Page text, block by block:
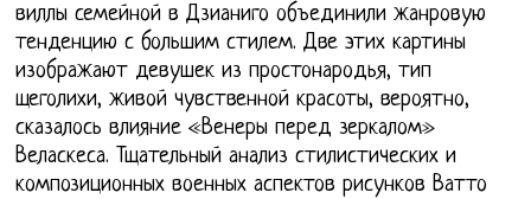
виллы семейной в Дзианиго объединили жанровую
тенденцию с большим стилем. Две этих картины
изображают девушек из простонародья, тип
щеголихи, живой чувственной красоты, вероятно,
сказалось влияние «Венеры перед зеркалом»
Веласкеса. Тщательный анализ стилистических и
композиционных военных аспектов рисунков Ватто